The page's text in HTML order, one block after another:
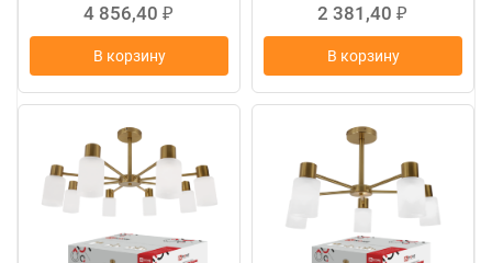
4 856,40 ₽
В корзину
2 381,40 ₽
В корзину